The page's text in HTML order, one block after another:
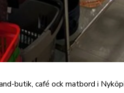
butik, café ock matbord i